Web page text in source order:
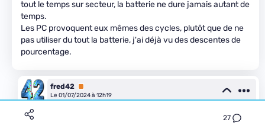
27
tout le temps sur secteur, la batterie ne dure jamais autant de
temps.
Les PC provoquent eux mêmes des cycles, plutôt que de ne
pas utiliser du tout la batterie, j'ai déjà vu des descentes de
pourcentage.
fred42 Premium
Le 01/07/2024 à 12h19
À une époque, il était conseillé de retirer la batterie si on